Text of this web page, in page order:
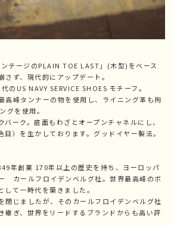
テージのPLAIN TOE LAST」(木型)をベース
ず、現代的にアップデート。
のUS NAVY SERVICE SHOES モチーフ。
高峰タンナーの物を使用し、ライニング革も拘
グを使用。
ーク。底面もわざとオープンチャネルにし、
目）を生かしております。グッドイヤー製法。
年創業 170年以上の歴史を持ち、ヨーロッパ
カールフロイデンベルグ社。世界最高峰のボ
て一時代を築きました。
閉じましたが、そのカールフロイデンべルグ社
継ぎ、世界をリードするブランドからも高い評